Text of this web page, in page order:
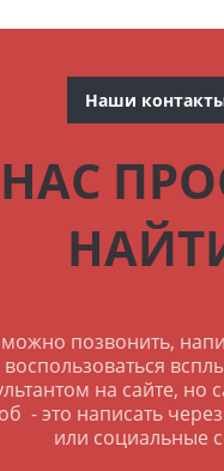
Наши
НАС
позвонить,
воспользоваться
на сайте, но
- это написать
или социальные